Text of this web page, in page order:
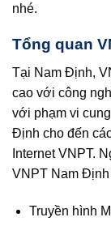
nhé.
Tổng quan
Tại Nam Định,
cao với công
với phạm vi
Định cho đến
Internet VNPT.
VNPT Nam
Truyền hình